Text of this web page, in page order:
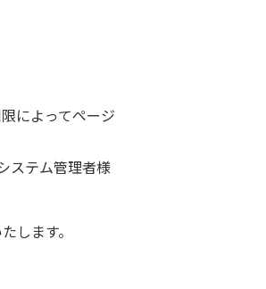
によってページ
ステム管理者様
します。